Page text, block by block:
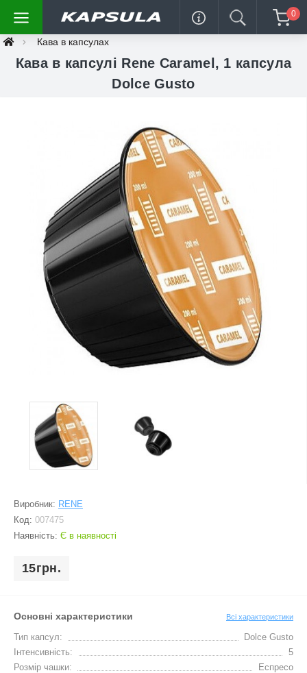
0
Кава в капсулах
Кава в капсулі Rene Caramel, 1 капсула
Dolce Gusto
Виробник: RENE
Код: 007475
Наявність: Є в наявності
15грн.
Основні характеристики Всі характеристики
Тип капсул:
Dolce Gusto
Інтенсивність:
5
Розмір чашки:
Еспресо